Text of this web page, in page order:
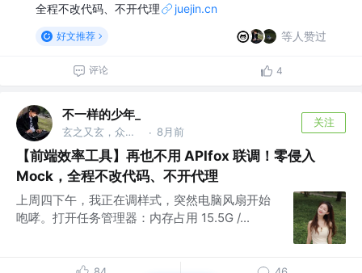
全程不改代码、不开代理
juejin.cn
好文推荐 等人赞过
评论 4
不一样的少年_
玄之又玄，众妙之门 · 8月前
关注
【前端效率工具】再也不用 APIfox 联调！零侵入
Mock，全程不改代码、不开代理
上周四下午，我正在调样式，突然电脑风扇开始
咆哮。打开任务管理器：内存占用 15.5G /...